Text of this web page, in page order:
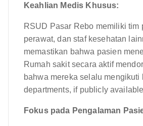
Keahlian Medis Khusus:
RSUD Pasar Rebo memiliki tim
perawat, dan staf kesehatan
memastikan bahwa pasien
Rumah sakit secara aktif
bahwa mereka selalu
departments, if publicly
Fokus pada Pengalaman